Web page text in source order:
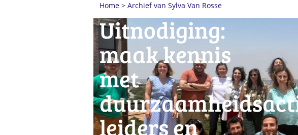
Home > Archief van Sylva Van Rosse
Uitnodiging:
maak kennis
met
leiders en